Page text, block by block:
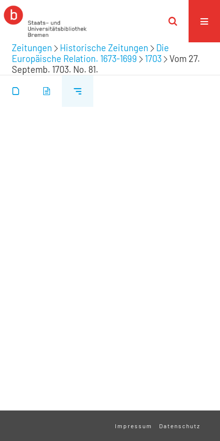
Zeitungen Historische Zeitungen
Die
Europäische Relation. 1673-1699
1703
Vom 27.
Septemb. 1703. No. 81.
Impressum Datenschutz